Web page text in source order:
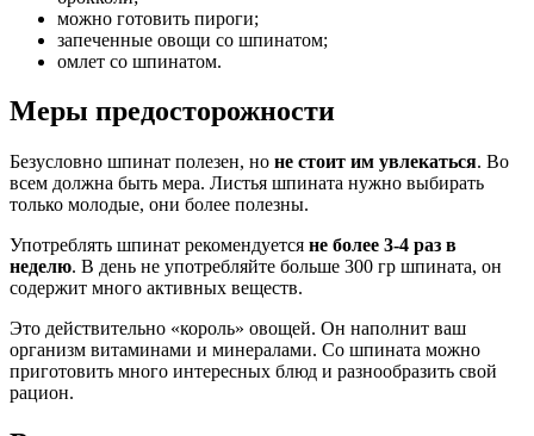
можно готовить пироги;
запеченные овощи со шпинатом;
омлет со шпинатом.
Меры предосторожности
Безусловно шпинат полезен, но не стоит им увлекаться. Во
всем должна быть мера. Листья шпината нужно выбирать
только молодые, они более полезны.
Употреблять шпинат рекомендуется не более 3-4 раз в
неделю. В день не употребляйте больше 300 гр шпината, он
содержит много активных веществ.
Это действительно «король» овощей. Он наполнит ваш
организм витаминами и минералами. Со шпината можно
приготовить много интересных блюд и разнообразить свой
рацион.